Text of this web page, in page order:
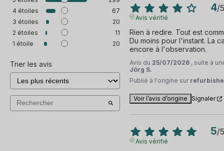
4 étoiles
67
3 étoiles
20
2 étoiles
11
1 étoile 20
Trier les avis
4/5
Avis vérifié
Rien à redire. Tout est
Du moins pour l'instant. La
encore à l'observation.
Avis du 25/07/2026 , suite à
Jörg S.
Publié à l'origine sur
Voir l’avis d’origine Signaler
5/5
Avis vérifié